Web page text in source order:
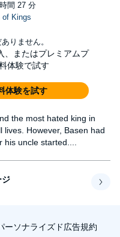
間 27 分
of Kings
りません。
、またはプレミアムプ
体験で試す
体験を試す
the most hated king in
lives. However, Basen had
uncle started....
ジ
ーソナライズド広告規約